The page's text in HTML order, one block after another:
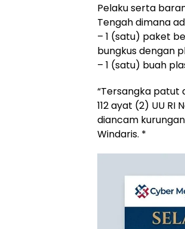
Pelaku serta
Tengah dimana
– 1 (satu) paket
bungkus dengan
– 1 (satu) buah
“Tersangka patut
112 ayat (2) UU
diancam
Windaris. *